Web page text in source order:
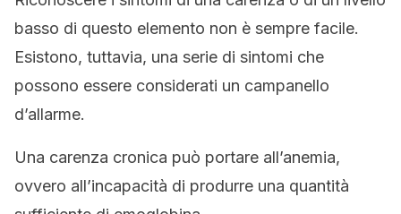
basso di questo elemento non è sempre facile.
Esistono, tuttavia, una serie di sintomi che
possono essere considerati un campanello
d’allarme.
Una carenza cronica può portare all’anemia,
ovvero all’incapacità di produrre una quantità